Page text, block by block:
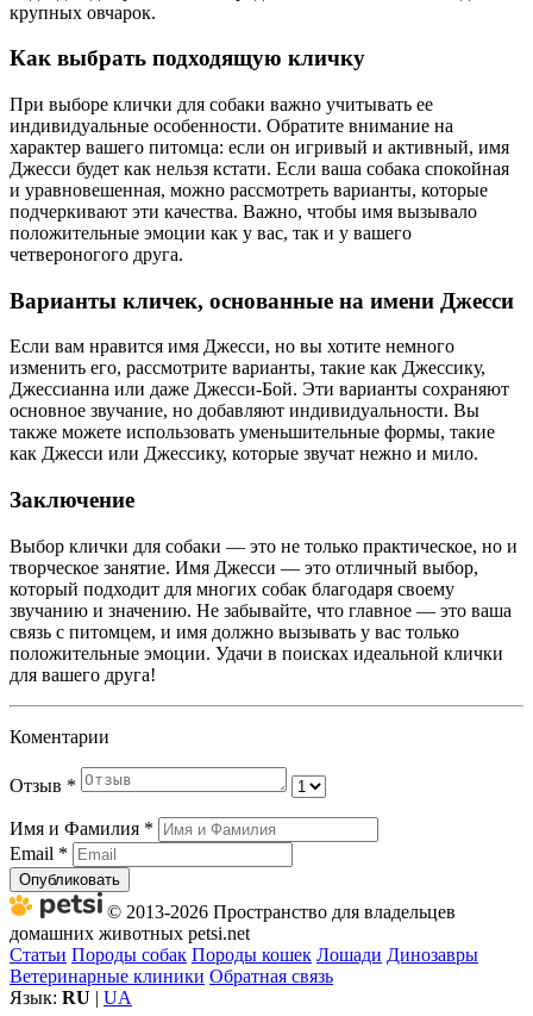
крупных овчарок.
Как выбрать подходящую кличку
При выборе клички для собаки важно учитывать ее
индивидуальные особенности. Обратите внимание на
характер вашего питомца: если он игривый и активный, имя
Джесси будет как нельзя кстати. Если ваша собака спокойная
и уравновешенная, можно рассмотреть варианты, которые
подчеркивают эти качества. Важно, чтобы имя вызывало
положительные эмоции как у вас, так и у вашего
четвероногого друга.
Варианты кличек, основанные на имени Джесси
Если вам нравится имя Джесси, но вы хотите немного
изменить его, рассмотрите варианты, такие как Джессику,
Джессианна или даже Джесси-Бой. Эти варианты сохраняют
основное звучание, но добавляют индивидуальности. Вы
также можете использовать уменьшительные формы, такие
как Джесси или Джессику, которые звучат нежно и мило.
Заключение
Выбор клички для собаки — это не только практическое, но и
творческое занятие. Имя Джесси — это отличный выбор,
который подходит для многих собак благодаря своему
звучанию и значению. Не забывайте, что главное — это ваша
связь с питомцем, и имя должно вызывать у вас только
положительные эмоции. Удачи в поисках идеальной клички
для вашего друга!
Коментарии
Отзыв *
Имя и Фамилия *
Email *
Опубликовать
© 2013-2026 Пространство для владельцев
домашних животных petsi.net
Статьи Породы собак Породы кошек Лошади Динозавры
Ветеринарные клиники Обратная связь
Язык: RU | UA